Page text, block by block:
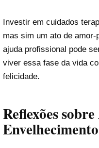
Investir em cuidados
mas sim um ato de
ajuda profissional pode
viver essa fase da vida
felicidade.
Reflexões
Envelhecimento